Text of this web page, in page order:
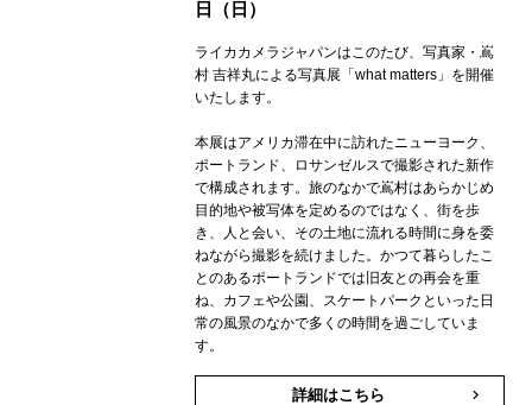
日（日）
ライカカメラジャパンはこのたび、写真家・嶌
村 吉祥丸による写真展「what matters」を開催
いたします。
本展はアメリカ滞在中に訪れたニューヨーク、
ポートランド、ロサンゼルスで撮影された新作
で構成されます。旅のなかで嶌村はあらかじめ
目的地や被写体を定めるのではなく、街を歩
き、人と会い、その土地に流れる時間に身を委
ねながら撮影を続けました。かつて暮らしたこ
とのあるポートランドでは旧友との再会を重
ね、カフェや公園、スケートパークといった日
常の風景のなかで多くの時間を過ごしていま
す。
詳細はこちら keyboard_arrow_right